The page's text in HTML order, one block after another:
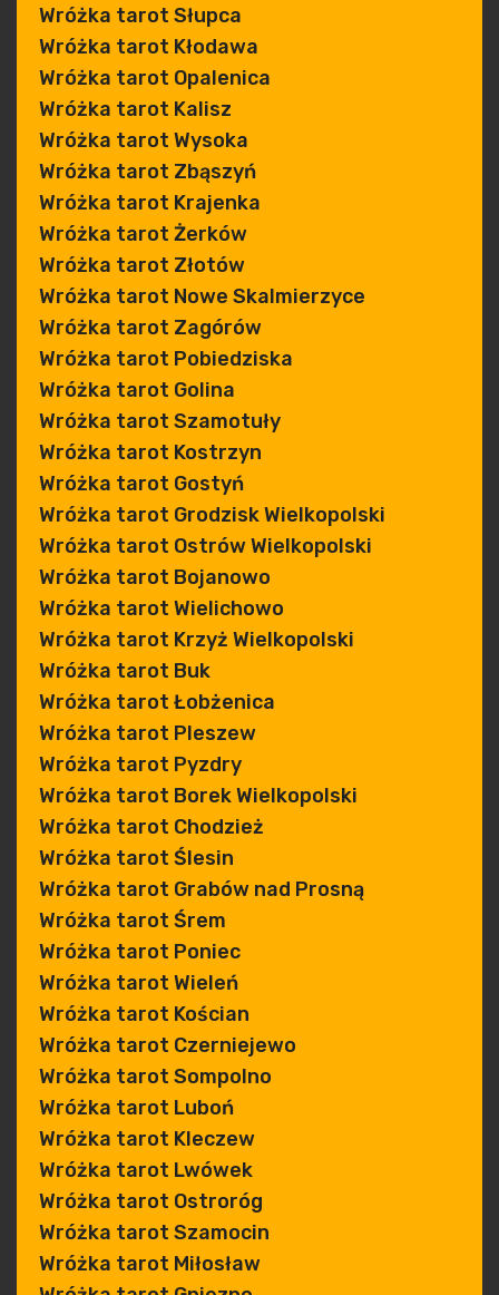
Wróżka tarot Słupca
Wróżka tarot Kłodawa
Wróżka tarot Opalenica
Wróżka tarot Kalisz
Wróżka tarot Wysoka
Wróżka tarot Zbąszyń
Wróżka tarot Krajenka
Wróżka tarot Żerków
Wróżka tarot Złotów
Wróżka tarot Nowe Skalmierzyce
Wróżka tarot Zagórów
Wróżka tarot Pobiedziska
Wróżka tarot Golina
Wróżka tarot Szamotuły
Wróżka tarot Kostrzyn
Wróżka tarot Gostyń
Wróżka tarot Grodzisk Wielkopolski
Wróżka tarot Ostrów Wielkopolski
Wróżka tarot Bojanowo
Wróżka tarot Wielichowo
Wróżka tarot Krzyż Wielkopolski
Wróżka tarot Buk
Wróżka tarot Łobżenica
Wróżka tarot Pleszew
Wróżka tarot Pyzdry
Wróżka tarot Borek Wielkopolski
Wróżka tarot Chodzież
Wróżka tarot Ślesin
Wróżka tarot Grabów nad Prosną
Wróżka tarot Śrem
Wróżka tarot Poniec
Wróżka tarot Wieleń
Wróżka tarot Kościan
Wróżka tarot Czerniejewo
Wróżka tarot Sompolno
Wróżka tarot Luboń
Wróżka tarot Kleczew
Wróżka tarot Lwówek
Wróżka tarot Ostroróg
Wróżka tarot Szamocin
Wróżka tarot Miłosław